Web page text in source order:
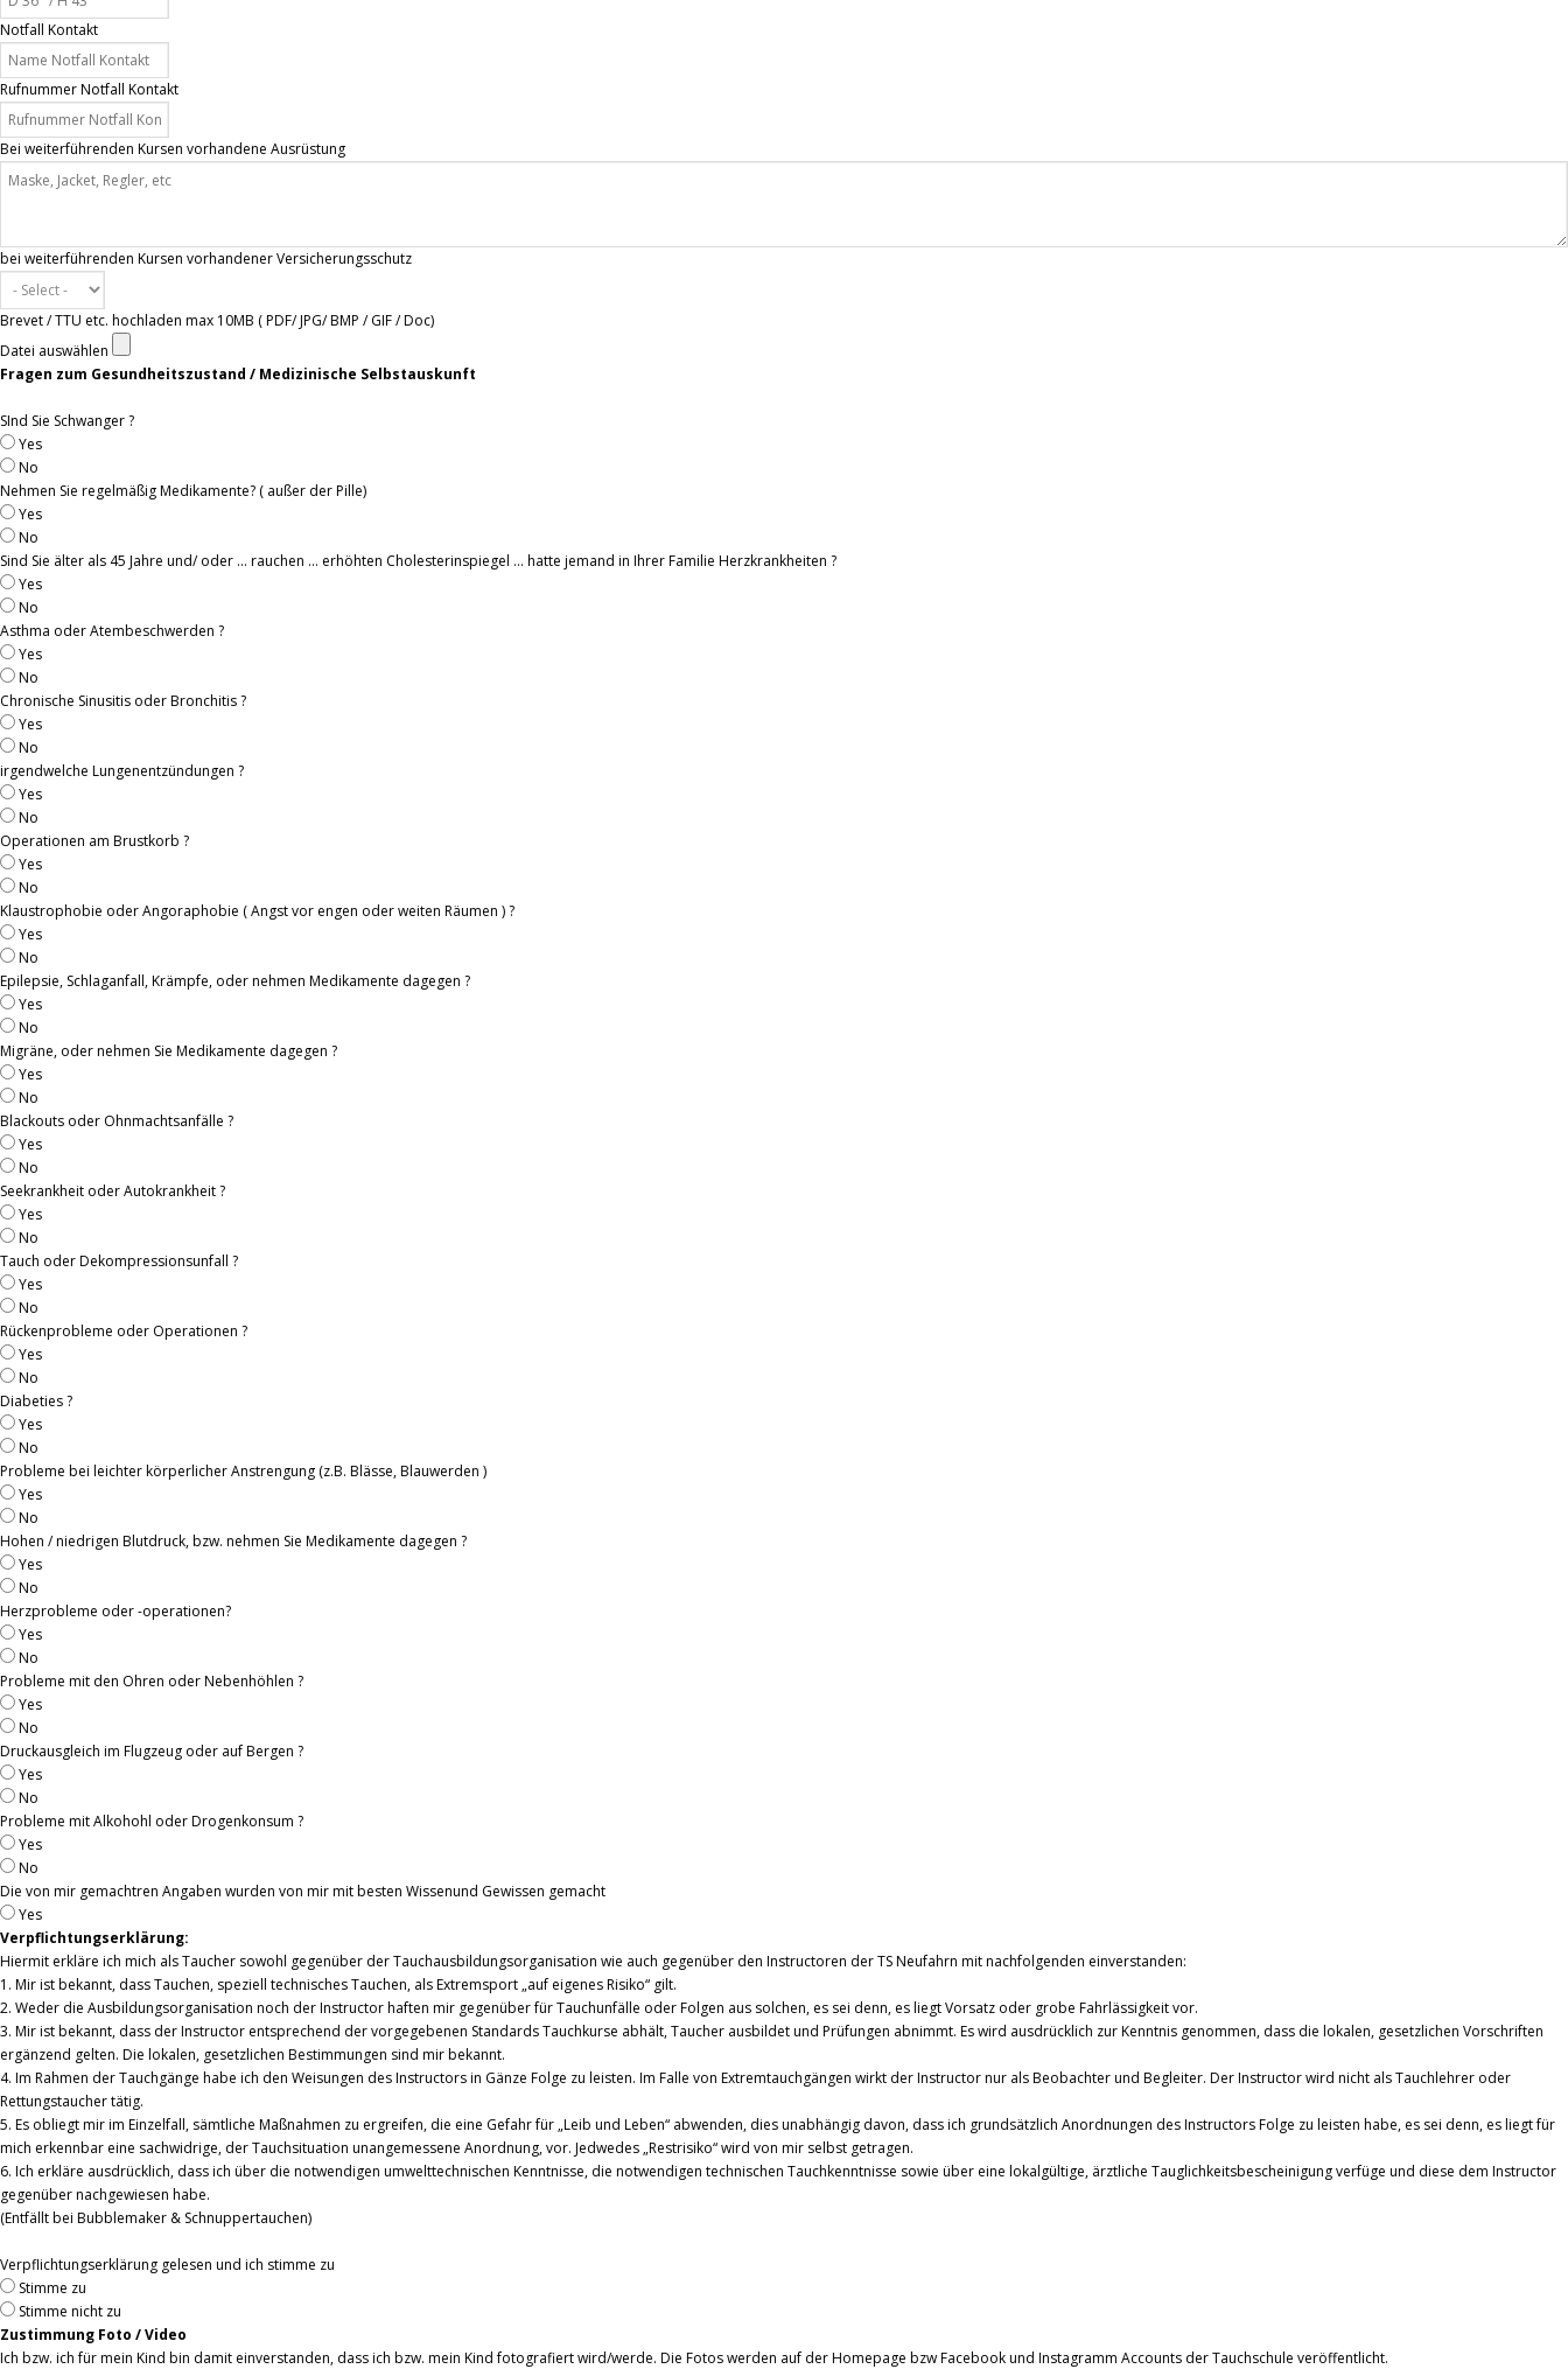
Notfall Kontakt
Rufnummer Notfall Kontakt
Bei weiterführenden Kursen vorhandene Ausrüstung
bei weiterführenden Kursen vorhandener Versicherungsschutz
Brevet / TTU etc. hochladen max 10MB ( PDF/ JPG/ BMP / GIF / Doc)
Datei auswählen
Fragen zum Gesundheitszustand / Medizinische Selbstauskunft
SInd Sie Schwanger ?
Yes
No
Nehmen Sie regelmäßig Medikamente? ( außer der Pille)
Yes
No
Sind Sie älter als 45 Jahre und/ oder ... rauchen ... erhöhten Cholesterinspiegel ... hatte jemand in Ihrer Familie Herzkrankheiten ?
Yes
No
Asthma oder Atembeschwerden ?
Yes
No
Chronische Sinusitis oder Bronchitis ?
Yes
No
irgendwelche Lungenentzündungen ?
Yes
No
Operationen am Brustkorb ?
Yes
No
Klaustrophobie oder Angoraphobie ( Angst vor engen oder weiten Räumen ) ?
Yes
No
Epilepsie, Schlaganfall, Krämpfe, oder nehmen Medikamente dagegen ?
Yes
No
Migräne, oder nehmen Sie Medikamente dagegen ?
Yes
No
Blackouts oder Ohnmachtsanfälle ?
Yes
No
Seekrankheit oder Autokrankheit ?
Yes
No
Tauch oder Dekompressionsunfall ?
Yes
No
Rückenprobleme oder Operationen ?
Yes
No
Diabeties ?
Yes
No
Probleme bei leichter körperlicher Anstrengung (z.B. Blässe, Blauwerden )
Yes
No
Hohen / niedrigen Blutdruck, bzw. nehmen Sie Medikamente dagegen ?
Yes
No
Herzprobleme oder -operationen?
Yes
No
Probleme mit den Ohren oder Nebenhöhlen ?
Yes
No
Druckausgleich im Flugzeug oder auf Bergen ?
Yes
No
Probleme mit Alkohohl oder Drogenkonsum ?
Yes
No
Die von mir gemachtren Angaben wurden von mir mit besten Wissenund Gewissen gemacht
Yes
Verpflichtungserklärung:
Hiermit erkläre ich mich als Taucher sowohl gegenüber der Tauchausbildungsorganisation wie auch gegenüber den Instructoren der TS Neufahrn mit nachfolgenden einverstanden:
1. Mir ist bekannt, dass Tauchen, speziell technisches Tauchen, als Extremsport „auf eigenes Risiko“ gilt.
2. Weder die Ausbildungsorganisation noch der Instructor haften mir gegenüber für Tauchunfälle oder Folgen aus solchen, es sei denn, es liegt Vorsatz oder grobe Fahrlässigkeit vor.
3. Mir ist bekannt, dass der Instructor entsprechend der vorgegebenen Standards Tauchkurse abhält, Taucher ausbildet und Prüfungen abnimmt. Es wird ausdrücklich zur Kenntnis genommen, dass die lokalen, gesetzlichen Vorschriften
ergänzend gelten. Die lokalen, gesetzlichen Bestimmungen sind mir bekannt.
4. Im Rahmen der Tauchgänge habe ich den Weisungen des Instructors in Gänze Folge zu leisten. Im Falle von Extremtauchgängen wirkt der Instructor nur als Beobachter und Begleiter. Der Instructor wird nicht als Tauchlehrer oder
Rettungstaucher tätig.
5. Es obliegt mir im Einzelfall, sämtliche Maßnahmen zu ergreifen, die eine Gefahr für „Leib und Leben“ abwenden, dies unabhängig davon, dass ich grundsätzlich Anordnungen des Instructors Folge zu leisten habe, es sei denn, es liegt für
mich erkennbar eine sachwidrige, der Tauchsituation unangemessene Anordnung, vor. Jedwedes „Restrisiko“ wird von mir selbst getragen.
6. Ich erkläre ausdrücklich, dass ich über die notwendigen umwelttechnischen Kenntnisse, die notwendigen technischen Tauchkenntnisse sowie über eine lokalgültige, ärztliche Tauglichkeitsbescheinigung verfüge und diese dem Instructor
gegenüber nachgewiesen habe.
(Entfällt bei Bubblemaker & Schnuppertauchen)
Verpflichtungserklärung gelesen und ich stimme zu
Stimme zu
Stimme nicht zu
Zustimmung Foto / Video
Ich bzw. ich für mein Kind bin damit einverstanden, dass ich bzw. mein Kind fotografiert wird/werde. Die Fotos werden auf der Homepage bzw Facebook und Instagramm Accounts der Tauchschule veröffentlicht.